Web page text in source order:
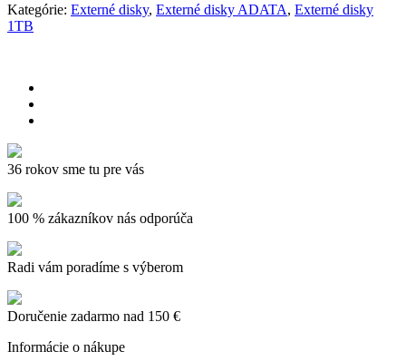
Kategórie: Externé disky, Externé disky ADATA, Externé disky
1TB
36 rokov sme tu pre vás
100 % zákazníkov nás odporúča
Radi vám poradíme s výberom
Doručenie zadarmo nad 150 €
Informácie o nákupe